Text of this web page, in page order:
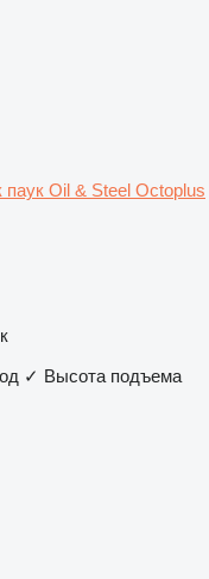
паук Oil & Steel Octoplus
✓ Высота подъема